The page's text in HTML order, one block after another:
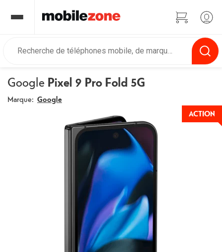
Google Pixel 9 Pro Fold 5G
Marque: Google
ACTION